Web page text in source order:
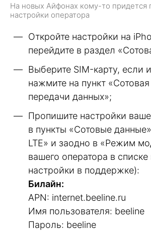
На новых Айфонах кому-то придется
настройки оператора
Откройте настройки на
перейдите в раздел
Выберите SIM-карту, если
нажмите на пункт «Сотовая
передачи данных»;
Пропишите настройки
в пункты «Сотовые
LTE» и заодно в «Режим
вашего оператора в списке
настройки в поддержке):
Билайн:
APN: internet.beeline.ru
Имя пользователя: beeline
Пароль: beeline